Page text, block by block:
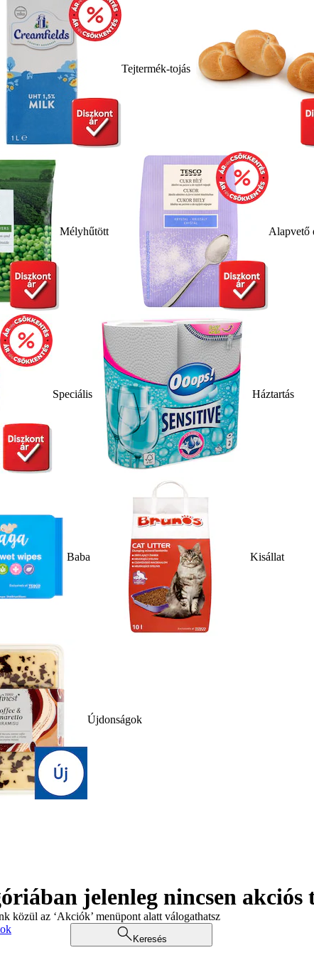
Tejtermék-tojás
Mélyhűtött Alapvető
Speciális Háztartás
Baba Kisállat
Újdonságok
jelenleg nincsen akciós
közül az ‘Akciók’ menüpont alatt válogathatsz
Keresés